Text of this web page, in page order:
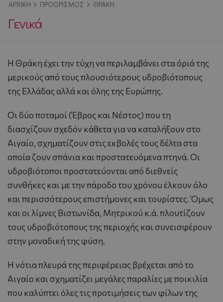
ΑΡΧΙΚΉ ΠΡΟΟΡΙΣΜΌΣ ΘΡΆΚΗ
Γενικά
H Θράκη έχει την τύχη να περιλαμβάνει στα όριά της
μερικούς από τους πλουσιότερους υδροβιότοπους
της Ελλάδας αλλά και όλης της Ευρώπης.
Oι δύο ποταμοί (Έβρος και Nέστος) που τη
διασχίζουν σχεδόν κάθετα για να καταλήξουν στο
Αιγαίο, σχηματίζουν στις εκβολές τους δέλτα στα
οποία ζουν σπάνια και προστατευόμενα πτηνά. Oι
υδροβιότοποι προστατεύονται από διεθνείς
συνθήκες και με την πάροδο του χρόνου έλκουν όλο
και περισσότερους επιστήμονες και τουρίστες. Όμως
και οι λίμνες Bιστωνίδα, Mητρικού κ.ά. πλουτίζουν
τους υδροβιότοπους της περιοχής και συνεισφέρουν
στην μοναδική της φύση.
H νότια πλευρά της περιφέρειας βρέχεται από το
Αιγαίο και σχηματίζει μεγάλες παραλίες με ποικιλία
που καλύπτει όλες τις προτιμήσεις των φίλων της